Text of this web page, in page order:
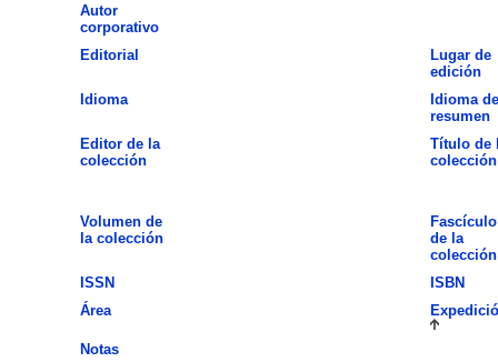
Autor
corporativo
Editorial
Lugar de
edición
Idioma
Idioma
resumen
Editor de la
colección
Título de
colección
Volumen de
la colección
Fascículo
de la
colección
ISSN
ISBN
Área
Notas